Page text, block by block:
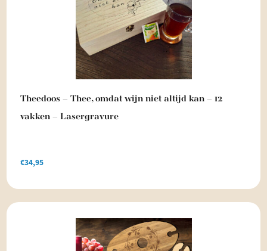
Theedoos – Thee, omdat wijn niet altijd kan – 12
vakken – Lasergravure
€34,95